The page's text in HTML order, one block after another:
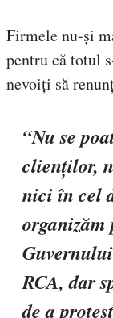
Firmele nu-și
pentru că totul
nevoiți să
“Nu se
clienților,
nici în cel
organizăm
RCA, dar
de a